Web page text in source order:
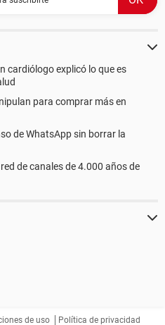
cardiólogo explicó lo que es
para comprar más en
de WhatsApp sin borrar la
de canales de 4.000 años de
de uso Política de privacidad